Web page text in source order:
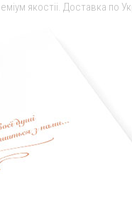
якостіі. Доставка по